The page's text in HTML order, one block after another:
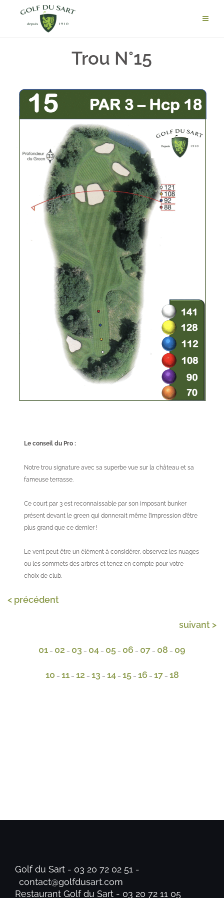
Trou N°15
Le conseil du Pro :
Notre trou signature avec sa superbe vue sur la château et sa
fameuse terrasse.
Ce court par 3 est reconnaissable par son imposant bunker
présent devant le green qui donnerait même l’impression d’être
plus grand que ce dernier !
Le vent peut être un élément à considérer, observez les nuages
ou les sommets des arbres et tenez en compte pour votre
choix de club.
< précédent
suivant >
01 – 02 – 03 – 04 – 05 – 06 – 07 – 08 – 09
10 – 11– 12 – 13 – 14– 15– 16 – 17 – 18
Golf du Sart - 03 20 72 02 51 -
Restaurant Golf du Sart - 03 20 72 11 05